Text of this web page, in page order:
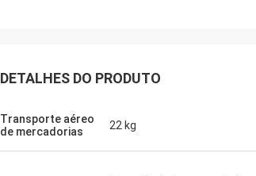
DETALHES DO PRODUTO
Transporte aéreo
de mercadorias
22 kg